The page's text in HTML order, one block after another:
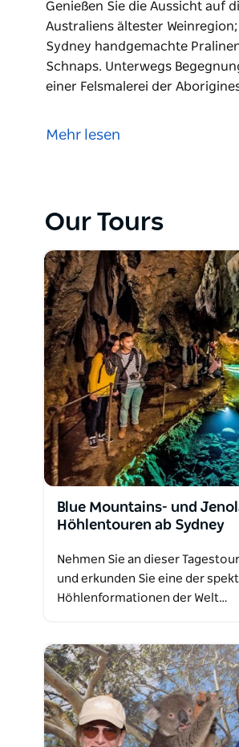
Genießen Sie die Aussicht auf
Australiens ältester
Sydney handgemachte
Schnaps. Unterwegs
einer Felsmalerei der
Australiens ältester
Mehr lesen
Our Tours
Blue Mountains- und
Höhlentouren ab Sydney
Nehmen Sie an dieser
und erkunden Sie eine der
Höhlenformationen der Welt…